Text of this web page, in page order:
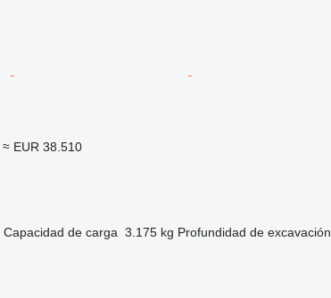
≈ EUR 38.510
Capacidad de carga 3.175 kg Profundidad de excavación